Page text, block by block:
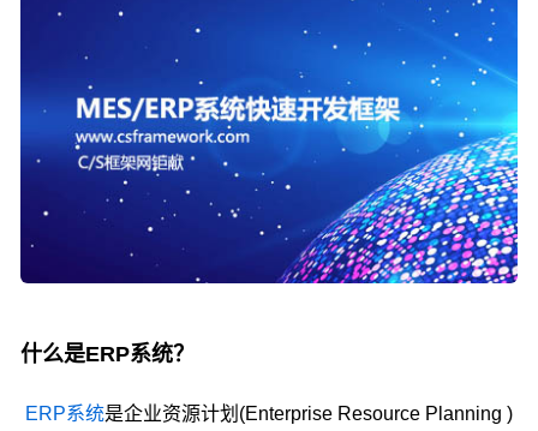
什么是ERP系统？
ERP系统是企业资源计划(Enterprise Resource Planning )